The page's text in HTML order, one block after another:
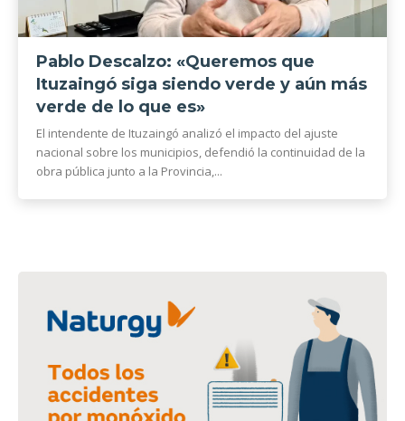
Pablo Descalzo: «Queremos que
Ituzaingó siga siendo verde y aún más
verde de lo que es»
El intendente de Ituzaingó analizó el impacto del ajuste
nacional sobre los municipios, defendió la continuidad de la
obra pública junto a la Provincia,...